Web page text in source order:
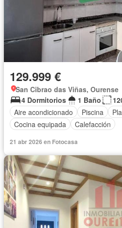
129.999 €
San Cibrao das Viñas, Ourense
4 Dormitorios
1 Baño
Aire acondicionado
Piscina
Cocina equipada
Calefacción
21 abr 2026 en Fotocasa